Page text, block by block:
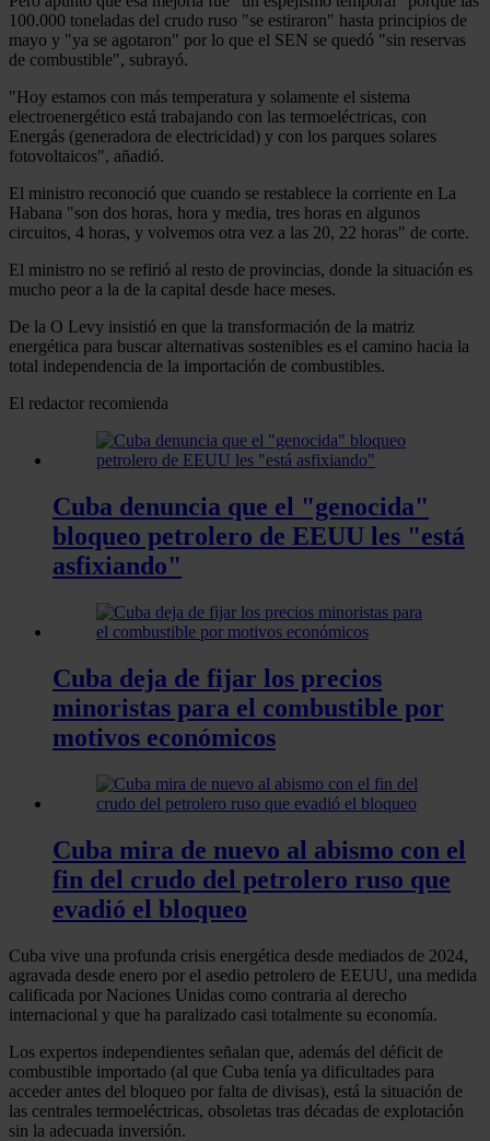
100.000 toneladas del crudo ruso "se estiraron" hasta principios de
mayo y "ya se agotaron" por lo que el SEN se quedó "sin reservas
de combustible", subrayó.
"Hoy estamos con más temperatura y solamente el sistema
electroenergético está trabajando con las termoeléctricas, con
Energás (generadora de electricidad) y con los parques solares
fotovoltaicos", añadió.
El ministro reconoció que cuando se restablece la corriente en La
Habana "son dos horas, hora y media, tres horas en algunos
circuitos, 4 horas, y volvemos otra vez a las 20, 22 horas" de corte.
El ministro no se refirió al resto de provincias, donde la situación es
mucho peor a la de la capital desde hace meses.
De la O Levy insistió en que la transformación de la matriz
energética para buscar alternativas sostenibles es el camino hacia la
total independencia de la importación de combustibles.
El redactor recomienda
Cuba denuncia que el "genocida"
bloqueo petrolero de EEUU les "está
asfixiando"
Cuba deja de fijar los precios
minoristas para el combustible por
motivos económicos
Cuba mira de nuevo al abismo con el
fin del crudo del petrolero ruso que
evadió el bloqueo
Cuba vive una profunda crisis energética desde mediados de 2024,
agravada desde enero por el asedio petrolero de EEUU, una medida
calificada por Naciones Unidas como contraria al derecho
internacional y que ha paralizado casi totalmente su economía.
Los expertos independientes señalan que, además del déficit de
combustible importado (al que Cuba tenía ya dificultades para
acceder antes del bloqueo por falta de divisas), está la situación de
las centrales termoeléctricas, obsoletas tras décadas de explotación
sin la adecuada inversión.